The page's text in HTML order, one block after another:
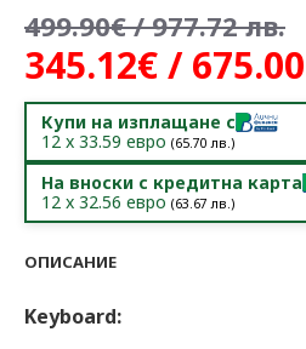
345.12€ /
499.90€ / 977.72 лв.
Купи на изплащане с
12 x 33.59 евро (65.70 лв.)
На вноски с кредитна карта
12 x 32.56 евро (63.67 лв.)
ОПИСАНИЕ
Keyboard: